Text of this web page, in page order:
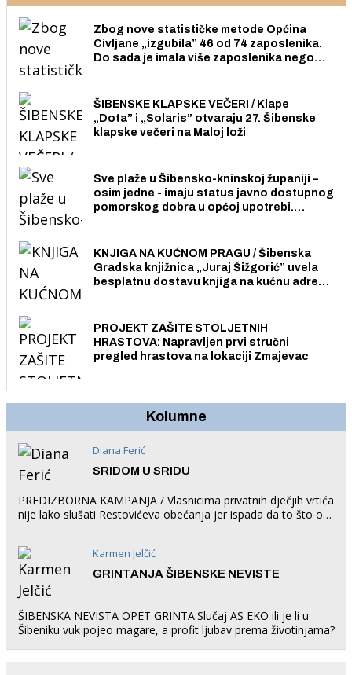
Zbog nove statističke metode Općina
Civljane „izgubila” 46 od 74 zaposlenika.
Do sada je imala više zaposlenika nego
ŠIBENSKE KLAPSKE VEČERI / Klape
„Dota” i „Solaris” otvaraju 27. Šibenske
klapske večeri na Maloj loži
Sve plaže u Šibensko-kninskoj županiji –
osim jedne - imaju status javno dostupnog
pomorskog dobra u općoj upotrebi.
KNJIGA NA KUĆNOM PRAGU / Šibenska
Gradska knjižnica „Juraj Šižgorić” uvela
besplatnu dostavu knjiga na kućnu adresu
PROJEKT ZAŠITE STOLJETNIH
HRASTOVA: Napravljen prvi stručni
pregled hrastova na lokaciji Zmajevac
Kolumne
Diana Ferić
SRIDOM U SRIDU
PREDIZBORNA KAMPANJA / Vlasnicima privatnih dječjih vrtića
nije lako slušati Restovićeva obećanja jer ispada da to što oni
Karmen Jelčić
GRINTANJA ŠIBENSKE NEVISTE
ŠIBENSKA NEVISTA OPET GRINTA:Slučaj AS EKO ili je li u
Šibeniku vuk pojeo magare, a profit ljubav prema životinjama?